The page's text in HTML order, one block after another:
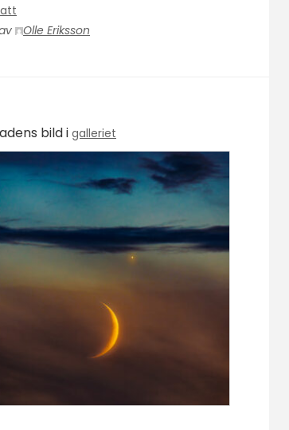
Olle Eriksson
bild igalleriet